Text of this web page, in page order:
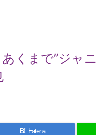
くまで”ジャ
B! Hatena